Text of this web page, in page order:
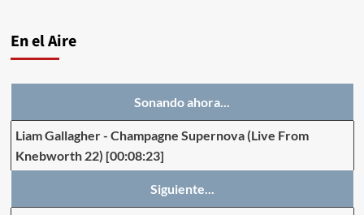
En el Aire
Sonando ahora...
Liam Gallagher- Champagne Supernova (Live From
Knebworth 22) [00:08:23]
Siguiente...